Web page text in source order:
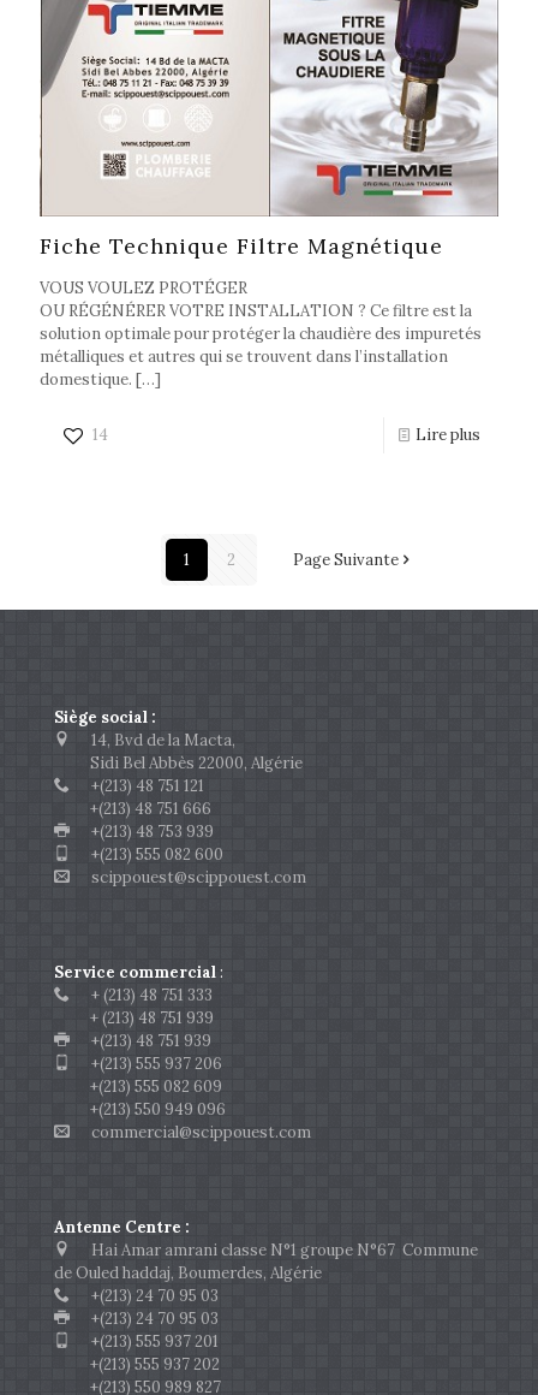
Fiche Technique Filtre Magnétique
VOUS VOULEZ PROTÉGER
OU RÉGÉNÉRER VOTRE INSTALLATION ? Ce filtre est la
solution optimale pour protéger la chaudière des impuretés
métalliques et autres qui se trouvent dans l’installation
domestique. […]
14 Lire plus
1 2 Page Suivante
Siège social :
14, Bvd de la Macta,
Sidi Bel Abbès 22000, Algérie
+(213) 48 751 121
+(213) 48 751 666
+(213) 48 753 939
+(213) 555 082 600
scippouest@scippouest.com
Service commercial:
+ (213) 48 751 333
+ (213) 48 751 939
+(213) 48 751 939
+(213) 555 937 206
+(213) 555 082 609
+(213) 550 949 096
commercial@scippouest.com
Antenne Centre :
Hai Amar amrani classe N°1 groupe N°67 Commune
de Ouled haddaj, Boumerdes, Algérie
+(213) 24 70 95 03
+(213) 24 70 95 03
+(213) 555 937 201
+(213) 555 937 202
+(213) 550 989 827